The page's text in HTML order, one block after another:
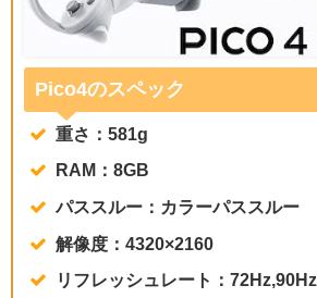
Pico4のスペック
重さ：581g
RAM：8GB
パススルー：カラーパススルー
解像度：4320×2160
リフレッシュレート：72Hz,90Hz